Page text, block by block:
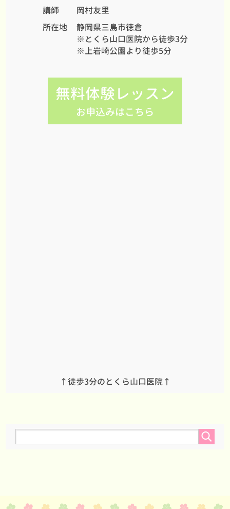
講師
岡村友里
所在地
静岡県三島市徳倉
※とくら山口医院から徒歩3分
※上岩崎公園より徒歩5分
無料体験レッスン
お申込みはこちら
↑徒歩3分のとくら山口医院↑